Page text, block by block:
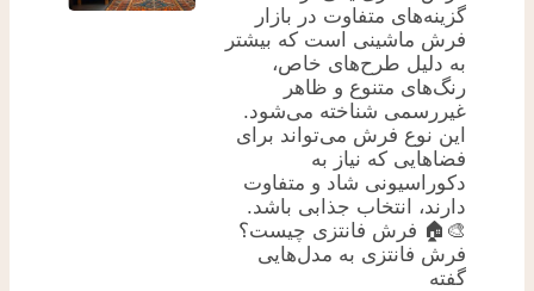
گزینه‌های متفاوت در بازار
فرش ماشینی است که بیشتر
به دلیل طرح‌های خاص،
رنگ‌های متنوع و ظاهر
غیررسمی شناخته می‌شود.
این نوع فرش می‌تواند برای
فضاهایی که نیاز به
دکوراسیونی شاد و متفاوت
دارند، انتخاب جذابی باشد.
🎨🏠 فرش فانتزی چیست؟
فرش فانتزی به مدل‌هایی
گفته